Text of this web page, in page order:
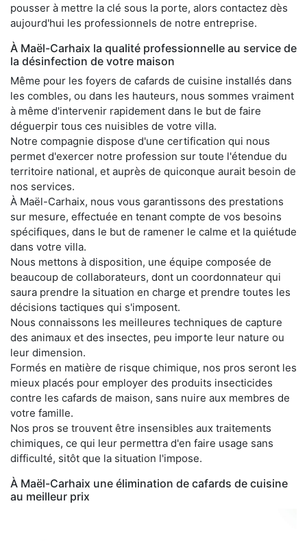
pousser à mettre la clé sous la porte, alors contactez dès
aujourd'hui les professionnels de notre entreprise.
À Maël-Carhaix la qualité professionnelle au service de
la désinfection de votre maison
Même pour les foyers de cafards de cuisine installés dans
les combles, ou dans les hauteurs, nous sommes vraiment
à même d'intervenir rapidement dans le but de faire
déguerpir tous ces nuisibles de votre villa.
Notre compagnie dispose d'une certification qui nous
permet d'exercer notre profession sur toute l'étendue du
territoire national, et auprès de quiconque aurait besoin de
nos services.
À Maël-Carhaix, nous vous garantissons des prestations
sur mesure, effectuée en tenant compte de vos besoins
spécifiques, dans le but de ramener le calme et la quiétude
dans votre villa.
Nous mettons à disposition, une équipe composée de
beaucoup de collaborateurs, dont un coordonnateur qui
saura prendre la situation en charge et prendre toutes les
décisions tactiques qui s'imposent.
Nous connaissons les meilleures techniques de capture
des animaux et des insectes, peu importe leur nature ou
leur dimension.
Formés en matière de risque chimique, nos pros seront les
mieux placés pour employer des produits insecticides
contre les cafards de maison, sans nuire aux membres de
votre famille.
Nos pros se trouvent être insensibles aux traitements
chimiques, ce qui leur permettra d'en faire usage sans
difficulté, sitôt que la situation l'impose.
À Maël-Carhaix une élimination de cafards de cuisine
au meilleur prix